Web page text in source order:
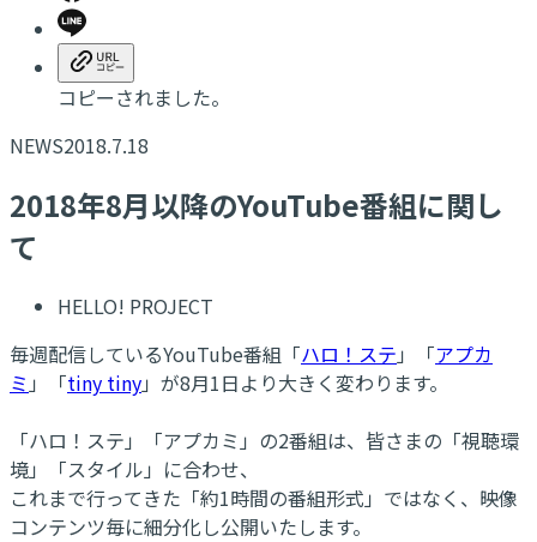
コピーされました。
NEWS2018.7.18
2018年8月以降のYouTube番組に関し
て
HELLO! PROJECT
毎週配信しているYouTube番組「ハロ！ステ 」「アプカ
ミ 」「tiny tiny」が8月1日より大きく変わります。
「ハロ！ステ」「アプカミ」の2番組は、皆さまの「視聴環
境」「スタイル」に合わせ、
これまで行ってきた「約1時間の番組形式」ではなく、映像
コンテンツ毎に細分化し公開いたします。